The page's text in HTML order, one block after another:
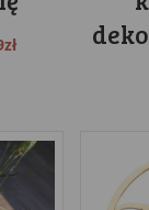
złCurrent